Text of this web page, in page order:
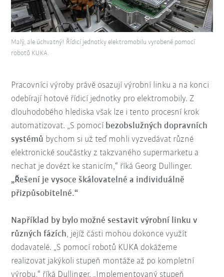
Malý, ale úchvatný! Řídicí jednotky elektromobilu vyrobené pomocí
robotů KUKA.
Pracovníci výroby právě osazují výrobní linku a na konci
odebírají hotové řídicí jednotky pro elektromobily. Z
dlouhodobého hlediska však lze i tento procesní krok
automatizovat. „S pomocí bezobslužných dopravních
systémů bychom si už teď mohli vyzvedávat různé
elektronické součástky z takzvaného supermarketu a
nechat je dovézt ke stanicím,“ říká Georg Dullinger.
„Řešení je vysoce škálovatelné a individuálně
přizpůsobitelné.“
Například by bylo možné sestavit výrobní linku v
různých fázích, jejíž části mohou dokonce využít
dodavatelé. „S pomocí robotů KUKA dokážeme
realizovat jakýkoli stupeň montáže až po kompletní
výrobu,“ říká Dullinger. „Implementovaný stupeň